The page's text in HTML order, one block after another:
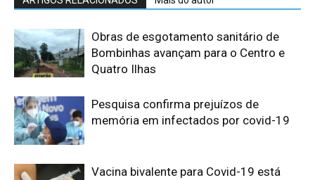
Obras de esgotamento sanitário de
Bombinhas avançam para o Centro e
Quatro Ilhas
Pesquisa confirma prejuízos de
memória em infectados por covid-19
Vacina bivalente para Covid-19 está